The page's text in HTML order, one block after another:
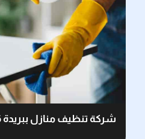
شركة تنظيف منازل ببريدة 0503162506